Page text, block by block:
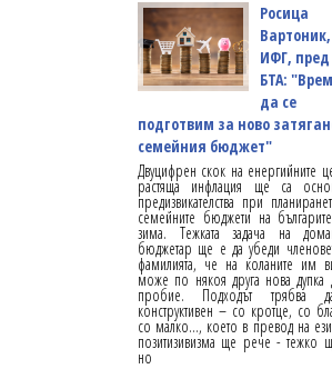
Росица
Вартоник,
ИФГ, пред
БТА:
да се
подготвим за ново
семейния бюджет"
Двуцифрен скок на енергийните
растяща инфлация ще са
предизвикателства при
семейните бюджети на
зима. Тежката задача на
бюджетар ще е да убеди
фамилията, че на коланите им
може по някоя друга нова дупка
пробие. Подходът трябва
конструктивен – со кротце, со
со малко…, което в превод на
позитизивизма ще рече - тежко
но